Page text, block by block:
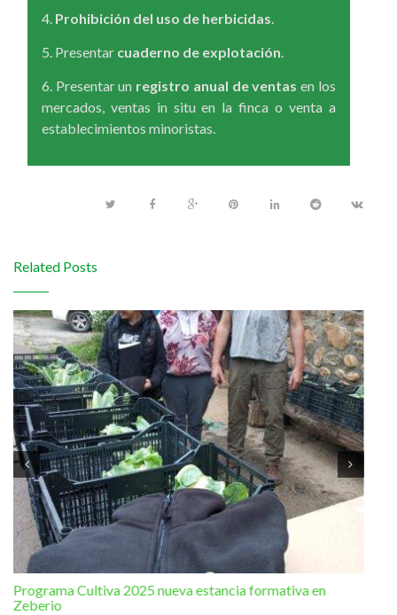
4. Prohibición del uso de herbicidas.
5. Presentar cuaderno de explotación.
6. Presentar un registro anual de ventas en los
mercados, ventas in situ en la finca o venta a
establecimientos minoristas.
Related Posts
Programa Cultiva 2025 nueva estancia formativa en
Zeberio